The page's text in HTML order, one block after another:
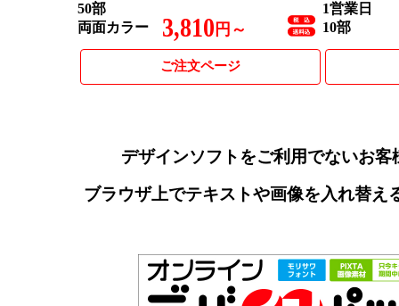
50部
両面カラー
3,810 円～
ご注文ページ
1営業日
10部
デザインソフトをご利用でないお客
ブラウザ上でテキストや画像を入れ替